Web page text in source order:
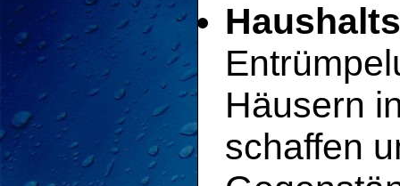
Häusern
schaffen